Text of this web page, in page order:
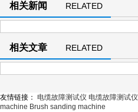
相关新闻
RELATED
NEWS
相关文章
RELATED
ARTICLE
友情链接： 电缆故障测试仪 电缆故障测试仪
machine Brush sanding machine